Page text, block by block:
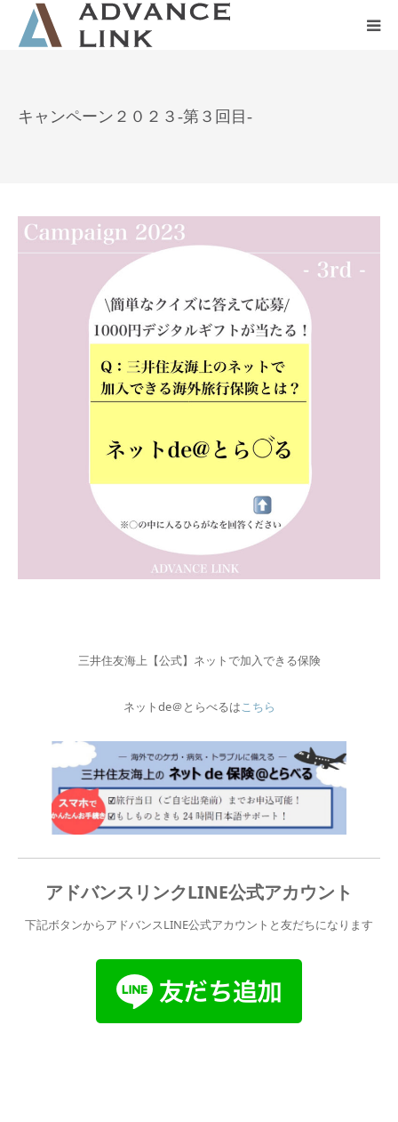
キャンペーン２０２３-第３回目-
三井住友海上【公式】ネットで加入できる保険
ネットde＠とらべるはこちら
アドバンスリンクLINE公式アカウント
下記ボタンからアドバンスLINE公式アカウントと友だちになります
会社概要
事業保険
防災グッズ販売